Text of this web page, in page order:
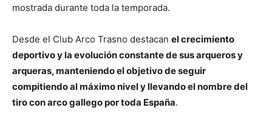
mostrada durante toda la temporada.
Desde el Club Arco Trasno destacan el crecimiento
deportivo y la evolución constante de sus arqueros y
arqueras, manteniendo el objetivo de seguir
compitiendo al máximo nivel y llevando el nombre del
tiro con arco gallego por toda España.